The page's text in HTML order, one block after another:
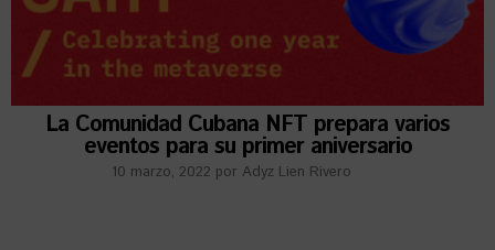
La Comunidad Cubana NFT prepara varios
eventos para su primer aniversario
10 marzo, 2022 por Adyz Lien Rivero